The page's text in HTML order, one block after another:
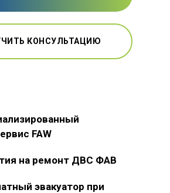
КОНСУЛЬТАЦИЮ
FAW
на ремонт ДВС ФАВ
эвакуатор при